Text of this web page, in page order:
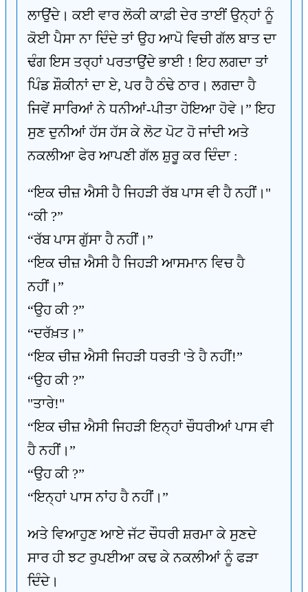
ਲਾਉਂਦੇ। ਕਈ ਵਾਰ ਲੋਕੀ ਕਾਫ਼ੀ ਦੇਰ ਤਾਈਂ ਉਨ੍ਹਾਂ ਨੂੰ
ਕੋਈ ਪੈਸਾ ਨਾ ਦਿੰਦੇ ਤਾਂ ਉਹ ਆਪੋ ਵਿਚੀ ਗੱਲ ਬਾਤ ਦਾ
ਢੰਗ ਇਸ ਤਰ੍ਹਾਂ ਪਰਤਾਉਂਦੇ ਭਾਈ ! ਇਹ ਲਗਦਾ ਤਾਂ
ਪਿੰਡ ਸ਼ੌਕੀਨਾਂ ਦਾ ਏ, ਪਰ ਹੈ ਠੰਢੇ ਠਾਰ। ਲਗਦਾ ਹੈ
ਜਿਵੇਂ ਸਾਰਿਆਂ ਨੇ ਧਨੀਆਂ-ਪੀਤਾ ਹੋਇਆ ਹੋਵੇ।” ਇਹ
ਸੁਣ ਦੁਨੀਆਂ ਹੱਸ ਹੱਸ ਕੇ ਲੋਟ ਪੋਟ ਹੋ ਜਾਂਦੀ ਅਤੇ
ਨਕਲੀਆ ਫੇਰ ਆਪਣੀ ਗੱਲ ਸ਼ੁਰੂ ਕਰ ਦਿੰਦਾ :
“ਇਕ ਚੀਜ਼ ਐਸੀ ਹੈ ਜਿਹੜੀ ਰੱਬ ਪਾਸ ਵੀ ਹੈ ਨਹੀਂ।"
“ਕੀ ?”
“ਰੱਬ ਪਾਸ ਗੁੱਸਾ ਹੈ ਨਹੀਂ।”
“ਇਕ ਚੀਜ਼ ਐਸੀ ਹੈ ਜਿਹੜੀ ਆਸਮਾਨ ਵਿਚ ਹੈ
ਨਹੀਂ।”
“ਉਹ ਕੀ ?”
“ਦਰੱਖ਼ਤ।”
“ਇਕ ਚੀਜ਼ ਐਸੀ ਜਿਹੜੀ ਧਰਤੀ 'ਤੇ ਹੈ ਨਹੀਂ!”
“ਉਹ ਕੀ ?”
"ਤਾਰੇ!"
“ਇਕ ਚੀਜ਼ ਐਸੀ ਜਿਹੜੀ ਇਨ੍ਹਾਂ ਚੌਧਰੀਆਂ ਪਾਸ ਵੀ
ਹੈ ਨਹੀਂ।”
“ਉਹ ਕੀ ?”
“ਇਨ੍ਹਾਂ ਪਾਸ ਨਾਂਹ ਹੈ ਨਹੀਂ।”
ਅਤੇ ਵਿਆਹੁਣ ਆਏ ਜੱਟ ਚੌਧਰੀ ਸ਼ਰਮਾ ਕੇ ਸੁਣਦੇ
ਸਾਰ ਹੀ ਝਟ ਰੁਪਈਆ ਕਢ ਕੇ ਨਕਲੀਆਂ ਨੂੰ ਫੜਾ
ਦਿੰਦੇ।